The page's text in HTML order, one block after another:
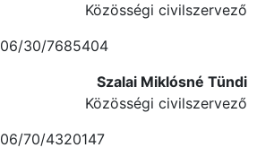
Közösségi civilszervező
06/30/7685404
Szalai Miklósné Tündi
Közösségi civilszervező
06/70/4320147